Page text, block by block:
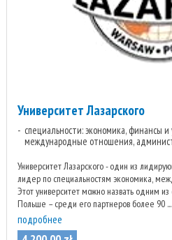
Университет Лазарского
специальности: экономика, финансы
международные отношения,
Университет Лазарского - один из
лидер по специальностям экономика,
Этот университет можно назвать одним
Польше – среди его партнеров более 90 ...
подробнее